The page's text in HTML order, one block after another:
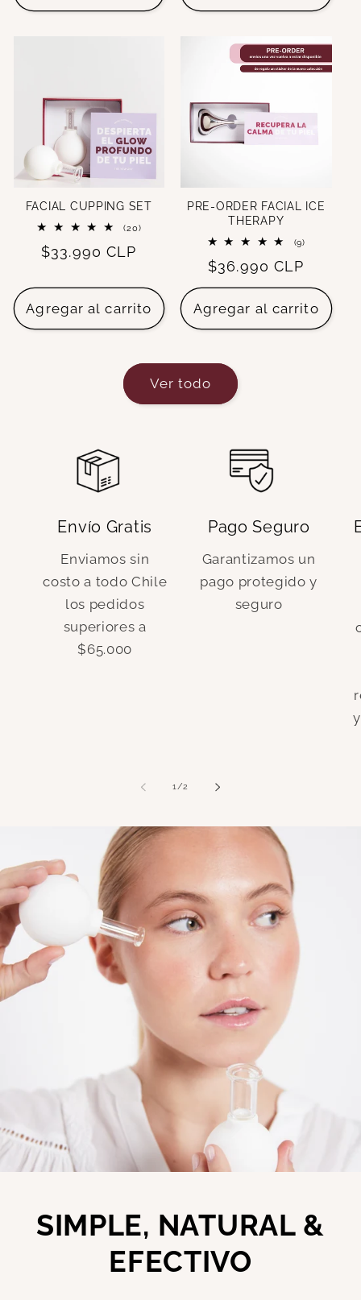
FACIAL CUPPING SET
(20)20
Precio
$33.990 CLP
Agregar al carrito
PRE-ORDER FACIAL ICE
THERAPY
(9)9
Precio
habitual
$36.990 CLP
Agregar al carrito
Ver todo
Envío Gratis
Enviamos sin
costo a todo Chile
los pedidos
superiores a
$65.000
Pago Seguro
Garantizamos un
pago protegido y
seguro
1/de2
SIMPLE, NATURAL &
EFECTIVO